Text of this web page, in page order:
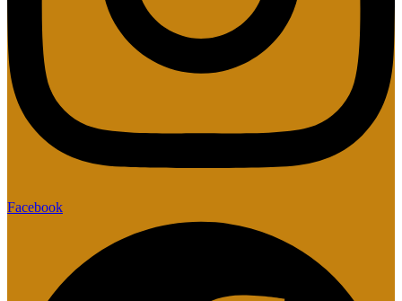
Facebook